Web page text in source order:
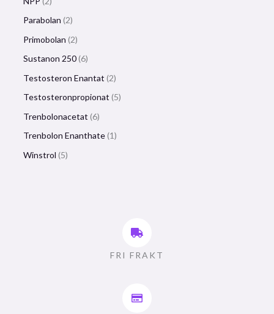
Parabolan 2
Primobolan 2
Sustanon 250 6
Testosteron Enantat 2
Testosteronpropionat 5
Trenbolonacetat 6
Trenbolon Enanthate 1
Winstrol 5
FRI FRAKT